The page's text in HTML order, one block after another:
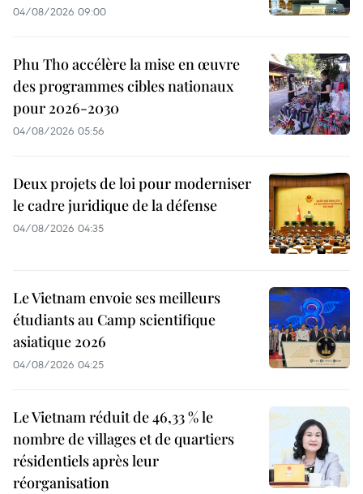
04/08/2026 09:00
Phu Tho accélère la mise en œuvre
des programmes cibles nationaux
pour 2026-2030
04/08/2026 05:56
Deux projets de loi pour moderniser
le cadre juridique de la défense
04/08/2026 04:35
Le Vietnam envoie ses meilleurs
étudiants au Camp scientifique
asiatique 2026
04/08/2026 04:25
Le Vietnam réduit de 46,33 % le
nombre de villages et de quartiers
résidentiels après leur
réorganisation